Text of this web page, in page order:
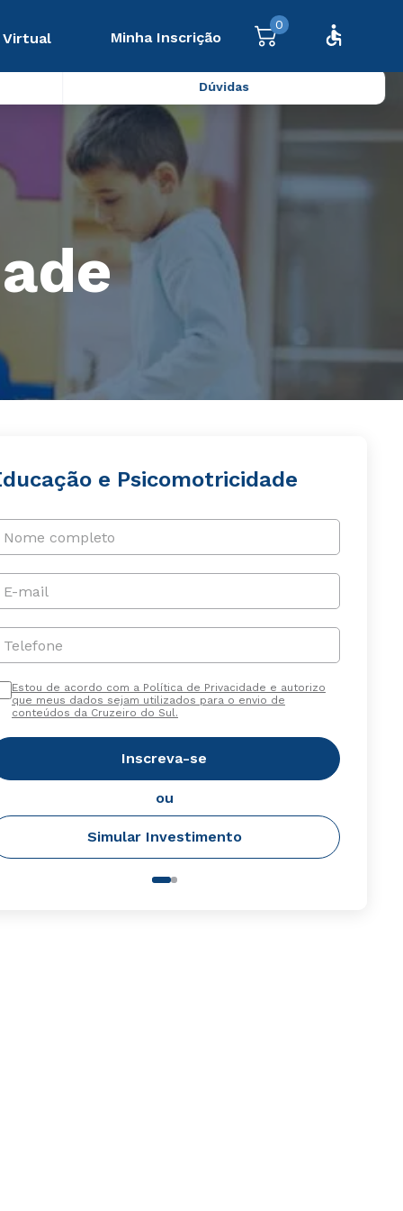
Virtual Minha Inscrição
0
Dúvidas
e Psicomotricidade
Nome completo
E-mail
Telefone
Estou de acordo com a Política de Privacidade e autorizo
que meus dados sejam utilizados para o envio de
conteúdos da Cruzeiro do Sul.
Inscreva-se
ou
Simular Investimento